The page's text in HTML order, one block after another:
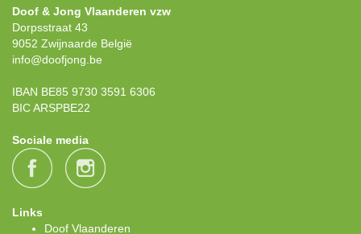
Doof & Jong Vlaanderen vzw
Dorpsstraat 43
9052 Zwijnaarde België
info@doofjong.be
IBAN BE85 9730 3591 6306
BIC ARSPBE22
Sociale media
Links
Doof Vlaanderen